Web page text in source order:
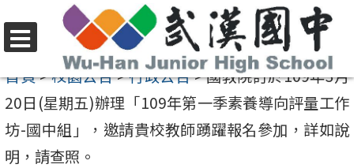
至
要
內
容
選
單
首頁>校園公告>行政公告>國教院訂於109年3月
20日(星期五)辦理「109年第一季素養導向評量工作
坊-國中組」，邀請貴校教師踴躍報名參加，詳如說
明，請查照。